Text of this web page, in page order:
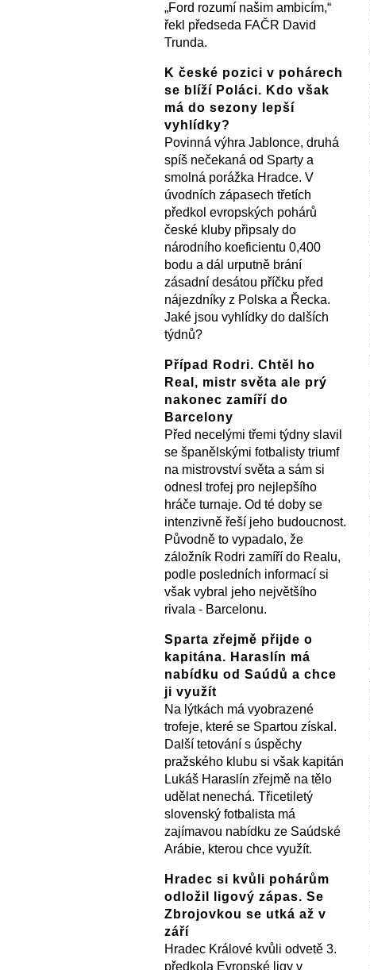
„Ford rozumí našim ambicím,“
řekl předseda FAČR David
Trunda.
K české pozici v pohárech
se blíží Poláci. Kdo však
má do sezony lepší
vyhlídky?
Povinná výhra Jablonce, druhá
spíš nečekaná od Sparty a
smolná porážka Hradce. V
úvodních zápasech třetích
předkol evropských pohárů
české kluby připsaly do
národního koeficientu 0,400
bodu a dál urputně brání
zásadní desátou příčku před
nájezdníky z Polska a Řecka.
Jaké jsou vyhlídky do dalších
týdnů?
Případ Rodri. Chtěl ho
Real, mistr světa ale prý
nakonec zamíří do
Barcelony
Před necelými třemi týdny slavil
se španělskými fotbalisty triumf
na mistrovství světa a sám si
odnesl trofej pro nejlepšího
hráče turnaje. Od té doby se
intenzivně řeší jeho budoucnost.
Původně to vypadalo, že
záložník Rodri zamíří do Realu,
podle posledních informací si
však vybral jeho největšího
rivala - Barcelonu.
Sparta zřejmě přijde o
kapitána. Haraslín má
nabídku od Saúdů a chce
ji využít
Na lýtkách má vyobrazené
trofeje, které se Spartou získal.
Další tetování s úspěchy
pražského klubu si však kapitán
Lukáš Haraslín zřejmě na tělo
udělat nenechá. Třicetiletý
slovenský fotbalista má
zajímavou nabídku ze Saúdské
Arábie, kterou chce využít.
Hradec si kvůli pohárům
odložil ligový zápas. Se
Zbrojovkou se utká až v
září
Hradec Králové kvůli odvetě 3.
předkola Evropské ligy v